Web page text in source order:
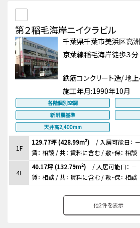
第２稲毛海岸ニイクラビル
千葉県千葉市美浜区高洲
京葉線稲毛海岸徒歩３分
鉄筋コンクリート造/ 地
施工年月:1990年10月
各階個別空調
新耐震基準
天井高2,400mm
1F
129.77坪 (428.99m²) / 入居可能日： －
賃： 相談 / 共： 賃料に含む / 敷・保： 相談
4F
40.17坪 (132.79m²) / 入居可能日： －
賃： 相談 / 共： 賃料に含む / 敷・保： 相談
他2件を表示